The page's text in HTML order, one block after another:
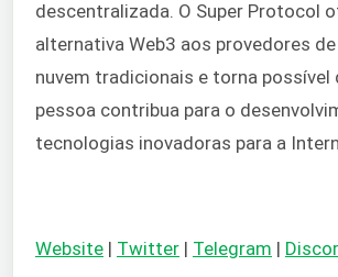
descentralizada. O Super Protocol
alternativa Web3 aos provedores
nuvem tradicionais e torna possível
pessoa contribua para o
tecnologias inovadoras para a
Website | Twitter | Telegram |